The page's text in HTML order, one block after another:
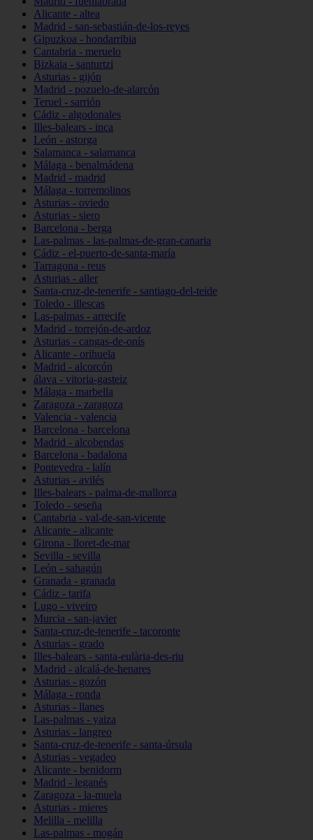
Alicante - altea
Madrid - san-sebastián-de-los-reyes
Gipuzkoa - hondarribia
Cantabria - meruelo
Bizkaia - santurtzi
Asturias - gijón
Madrid - pozuelo-de-alarcón
Teruel - sarrión
Cádiz - algodonales
Illes-balears - inca
León - astorga
Salamanca - salamanca
Málaga - benalmádena
Madrid - madrid
Málaga - torremolinos
Asturias - oviedo
Asturias - siero
Barcelona - berga
Las-palmas - las-palmas-de-gran-canaria
Cádiz - el-puerto-de-santa-maría
Tarragona - reus
Asturias - aller
Santa-cruz-de-tenerife - santiago-del-teide
Toledo - illescas
Las-palmas - arrecife
Madrid - torrejón-de-ardoz
Asturias - cangas-de-onís
Alicante - orihuela
Madrid - alcorcón
álava - vitoria-gasteiz
Málaga - marbella
Zaragoza - zaragoza
Valencia - valencia
Barcelona - barcelona
Madrid - alcobendas
Barcelona - badalona
Pontevedra - lalín
Asturias - avilés
Illes-balears - palma-de-mallorca
Toledo - seseña
Cantabria - val-de-san-vicente
Alicante - alicante
Girona - lloret-de-mar
Sevilla - sevilla
León - sahagún
Granada - granada
Cádiz - tarifa
Lugo - viveiro
Murcia - san-javier
Santa-cruz-de-tenerife - tacoronte
Asturias - grado
Illes-balears - santa-eulària-des-riu
Madrid - alcalá-de-henares
Asturias - gozón
Málaga - ronda
Asturias - llanes
Las-palmas - yaiza
Asturias - langreo
Santa-cruz-de-tenerife - santa-úrsula
Asturias - vegadeo
Alicante - benidorm
Madrid - leganés
Zaragoza - la-muela
Asturias - mieres
Melilla - melilla
Las-palmas - mogán